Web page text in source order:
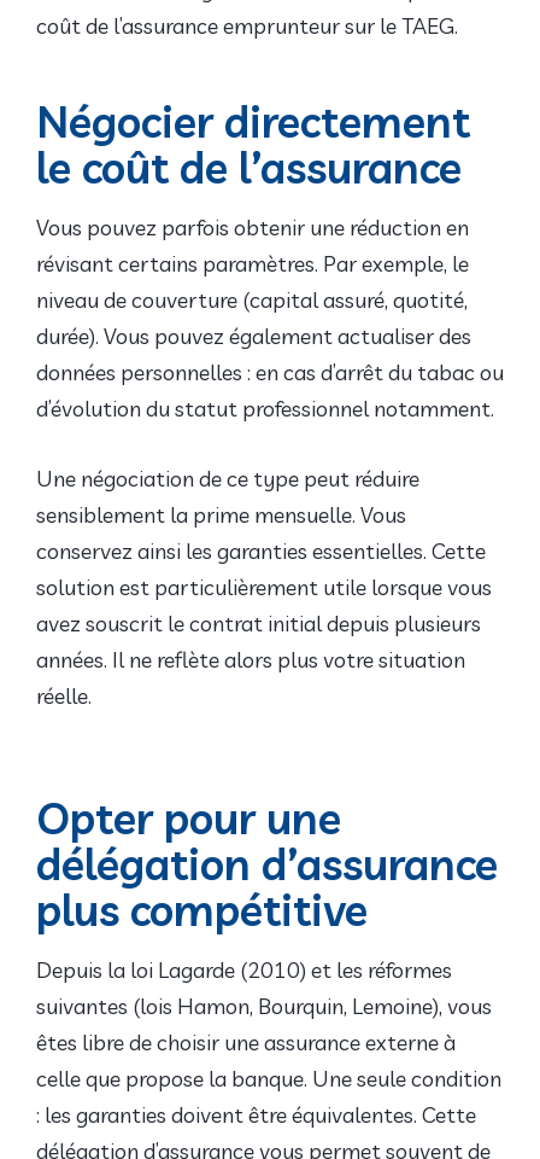
coût de l’assurance emprunteur sur le TAEG.
Négocier directement
le coût de l’assurance
Vous pouvez parfois obtenir une réduction en
révisant certains paramètres. Par exemple, le
niveau de couverture (capital assuré, quotité,
durée). Vous pouvez également actualiser des
données personnelles : en cas d’arrêt du tabac ou
d’évolution du statut professionnel notamment.
Une négociation de ce type peut réduire
sensiblement la prime mensuelle. Vous
conservez ainsi les garanties essentielles. Cette
solution est particulièrement utile lorsque vous
avez souscrit le contrat initial depuis plusieurs
années. Il ne reflète alors plus votre situation
réelle.
Opter pour une
délégation d’assurance
plus compétitive
Depuis la loi Lagarde (2010) et les réformes
suivantes (lois Hamon, Bourquin, Lemoine), vous
êtes libre de choisir une assurance externe à
celle que propose la banque. Une seule condition
: les garanties doivent être équivalentes. Cette
délégation d’assurance vous permet souvent de